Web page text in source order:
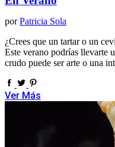
por Patricia Sola
¿Crees que un tartar o un
Este verano podrías llevarte
crudo puede ser arte o una
Ver Más